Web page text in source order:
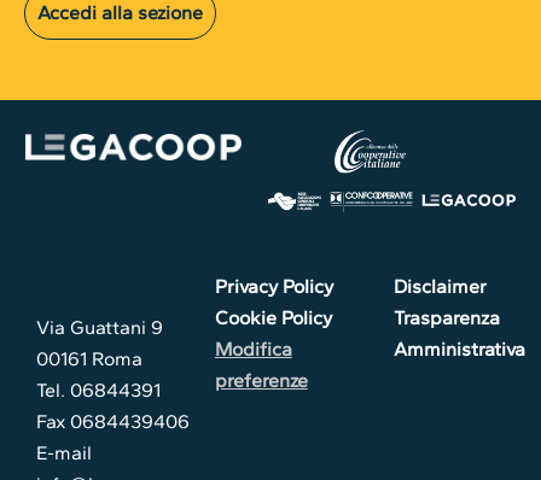
Accedi alla sezione
Via Guattani 9
00161 Roma
Tel. 06844391
Fax 0684439406
E-mail
Privacy Policy
Cookie Policy
Modifica
preferenze
Disclaimer
Trasparenza
Amministrativa